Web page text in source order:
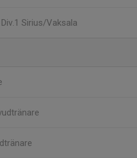
Sirius/Vaksala